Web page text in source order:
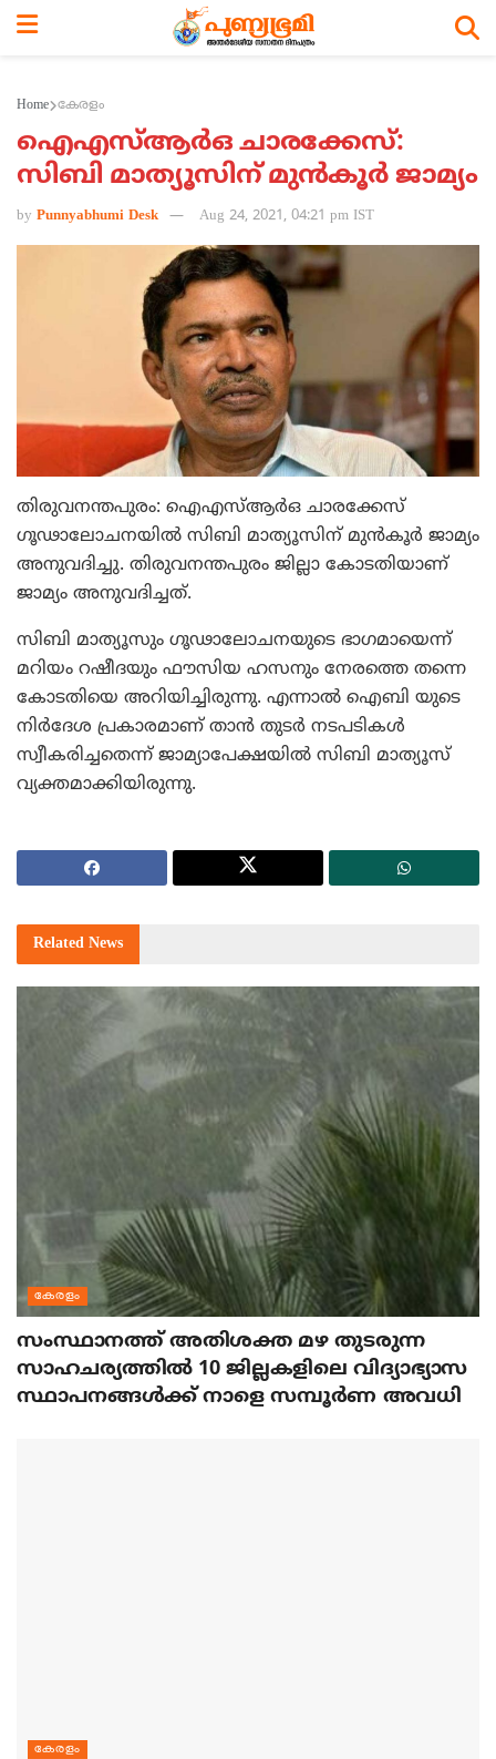
Home കേരളം
ഐഎസ്ആര്‍ഒ ചാരക്കേസ്:
സിബി മാത്യൂസിന് മുന്‍കൂര്‍ ജാമ്യം
by Punnyabhumi Desk Aug 24, 2021, 04:21 pm IST
തിരുവനന്തപുരം: ഐഎസ്ആര്‍ഒ ചാരക്കേസ്
ഗൂഢാലോചനയില്‍ സിബി മാത്യൂസിന് മുന്‍കൂര്‍ ജാമ്യം
അനുവദിച്ചു. തിരുവനന്തപുരം ജില്ലാ കോടതിയാണ്
ജാമ്യം അനുവദിച്ചത്.
സിബി മാത്യൂസും ഗൂഢാലോചനയുടെ ഭാഗമായെന്ന്
മറിയം റഷീദയും ഫൗസിയ ഹസനും നേരത്തെ തന്നെ
കോടതിയെ അറിയിച്ചിരുന്നു. എന്നാല്‍ ഐബി യുടെ
നിര്‍ദേശ പ്രകാരമാണ് താന്‍ തുടര്‍ നടപടികള്‍
സ്വീകരിച്ചതെന്ന് ജാമ്യാപേക്ഷയില്‍ സിബി മാത്യൂസ്
വ്യക്തമാക്കിയിരുന്നു.
Related News
കേരളം
സംസ്ഥാനത്ത് അതിശക്ത മഴ തുടരുന്ന
സാഹചര്യത്തിൽ 10 ജില്ലകളിലെ വിദ്യാഭ്യാസ
സ്ഥാപനങ്ങൾക്ക് നാളെ സമ്പൂർണ അവധി
കേരളം